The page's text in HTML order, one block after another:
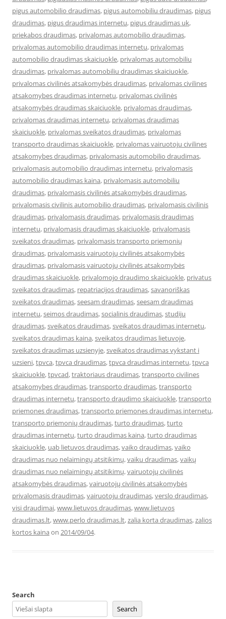
pigus automobilio draudimas, pigus automobiliu draudimas, pigus
draudimas, pigus draudimas internetu, pigus draudimas uk,
priekabos draudimas, privalomas automobilio draudimas,
privalomas automobilio draudimas internetu, privalomas
automobilio draudimas skaiciuokle, privalomas automobiliu
draudimas, privalomas automobiliu draudimas skaiciuokle,
privalomas civilinės atsakomybės draudimas, privalomas civilines
atsakomybes draudimas internetu, privalomas civilinės
atsakomybės draudimas skaiciuokle, privalomas draudimas,
privalomas draudimas internetu, privalomas draudimas
skaiciuokle, privalomas sveikatos draudimas, privalomas
transporto draudimas skaiciuokle, privalomas vairuotoju civilines
atsakomybes draudimas, privalomasis automobilio draudimas,
privalomasis automobilio draudimas internetu, privalomasis
automobilio draudimas kaina, privalomasis automobiliu
draudimas, privalomasis civilinės atsakomybės draudimas,
privalomasis civilinis automobilio draudimas, privalomasis civilinis
draudimas, privalomasis draudimas, privalomasis draudimas
internetu, privalomasis draudimas skaiciuokle, privalomasis
sveikatos draudimas, privalomasis transporto priemonių
draudimas, privalomasis vairuotojų civilinės atsakomybės
draudimas, privalomasis vairuotojų civilinės atsakomybės
draudimas skaiciuokle, privalomojo draudimo skaiciuokle, privatus
sveikatos draudimas, repatriacijos draudimas,savanoriškas
sveikatos draudimas,seesam draudimas,seesam draudimas
internetu,seimos draudimas,socialinis draudimas,studiju
draudimas,sveikatos draudimas,sveikatos draudimas internetu,
sveikatos draudimas kaina,sveikatos draudimas lietuvoje,
sveikatos draudimas uzsienyje,sveikatos draudimas vykstant i
uzsieni,tpvca,tpvca draudimas,tpvca draudimas internetu,tpvca
skaiciuokle,tpvcad,traktoriaus draudimas,transporto civilines
atsakomybes draudimas,transporto draudimas,transporto
draudimas internetu,transporto draudimo skaiciuokle,transporto
priemones draudimas,transporto priemones draudimas internetu,
transporto priemonių draudimas,turto draudimas,turto
draudimas internetu,turto draudimas kaina,turto draudimas
skaiciuokle, uab lietuvos draudimas,vaiko draudimas,vaiko
draudimas nuo nelaimingų atsitikimų,vaiku draudimas,vaikų
draudimas nuo nelaimingų atsitikimų,vairuotojų civilinės
atsakomybės draudimas,vairuotojų civilinės atsakomybės
privalomasis draudimas,vairuotoju draudimas,verslo draudimas,
visi draudimai,www.lietuvos draudimas,www.lietuvos
draudimas.lt,www.perlo draudimas.lt,zalia korta draudimas,zalios
kortos kaina on 2014/09/04.
Search
Search